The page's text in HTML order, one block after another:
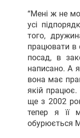
“Мені ж не
усі
того,
працювати в
посад, в
написано. А
вона має
якій
ще з 2002
тепер я її
обурюється